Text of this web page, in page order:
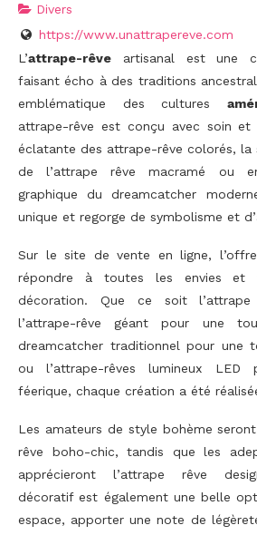
Divers
https://www.unattrapereve.com
L’attrape-rêve artisanal est une
faisant écho à des traditions
emblématique des cultures
attrape-rêve est conçu avec soin et
éclatante des attrape-rêve colorés, la
de l’attrape rêve macramé ou
graphique du dreamcatcher
unique et regorge de symbolisme et
Sur le site de vente en ligne,
répondre à toutes les envies et
décoration. Que ce soit l’attrape
l’attrape-rêve géant pour une
dreamcatcher traditionnel pour une
ou l’attrape-rêves lumineux LED
féerique, chaque création a été
Les amateurs de style bohème
rêve boho-chic, tandis que les
apprécieront l’attrape rêve
décoratif est également une belle
espace, apporter une note de